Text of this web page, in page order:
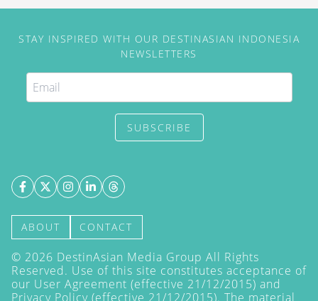
STAY INSPIRED WITH OUR DESTINASIAN INDONESIA
NEWSLETTERS
SUBSCRIBE
ABOUT CONTACT
© 2026 DestinAsian Media Group All Rights
Reserved. Use of this site constitutes acceptance of
our User Agreement (effective 21/12/2015) and
Privacy Policy (effective 21/12/2015). The material